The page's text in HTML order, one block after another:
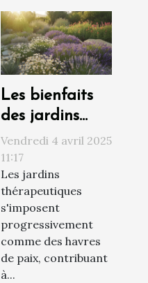
Les bienfaits
des jardins
thérapeutiques
conception et
plantes
recommandées
Vendredi 4 avril 2025
11:17
Les jardins
thérapeutiques
s'imposent
progressivement
comme des havres
de paix, contribuant
à...